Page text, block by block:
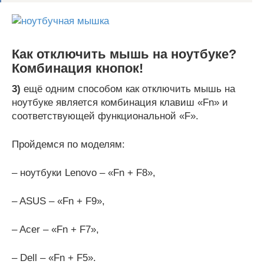
Как отключить мышь на ноутбуке?
Комбинация кнопок!
3) ещё одним способом как отключить мышь на
ноутбуке является комбинация клавиш «Fn» и
соответствующей функциональной «F».
Пройдемся по моделям:
– ноутбуки Lenovo – «Fn + F8»,
– ASUS – «Fn + F9»,
– Acer – «Fn + F7»,
– Dell – «Fn + F5».